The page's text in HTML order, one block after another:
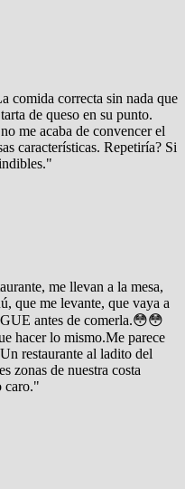
comida correcta sin nada que
de queso en su punto.
me acaba de convencer el
características. Repetiría? Si
me llevan a la mesa,
que me levante, que vaya a
antes de comerla.😳😳
hacer lo mismo.Me parece
restaurante al ladito del
zonas de nuestra costa
caro."